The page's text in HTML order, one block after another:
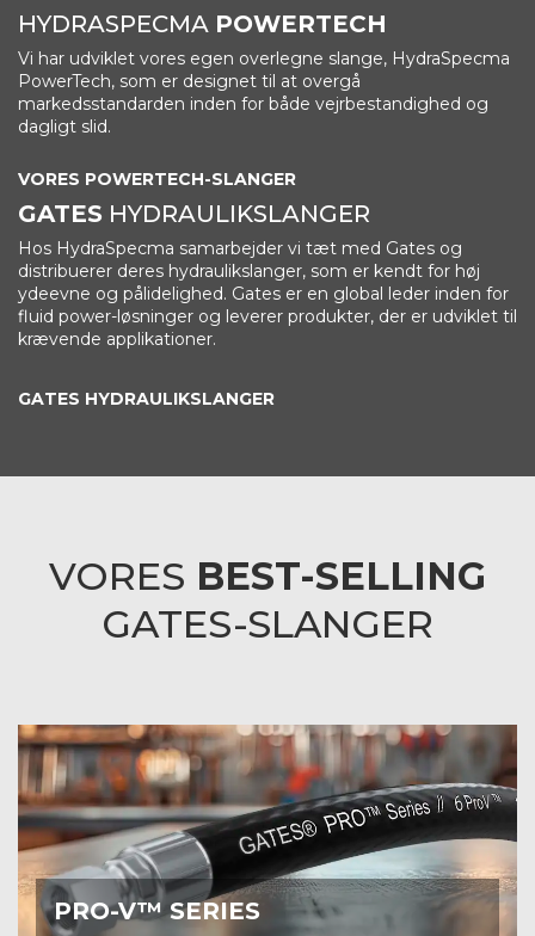
HYDRASPECMA POWERTECH
Vi har udviklet vores egen overlegne slange, HydraSpecma
PowerTech, som er designet til at overgå
markedsstandarden inden for både vejrbestandighed og
dagligt slid.
VORES POWERTECH-SLANGER
GATES HYDRAULIKSLANGER
Hos HydraSpecma samarbejder vi tæt med Gates og
distribuerer deres hydraulikslanger, som er kendt for høj
ydeevne og pålidelighed. Gates er en global leder inden for
fluid power-løsninger og leverer produkter, der er udviklet til
krævende applikationer.
GATES HYDRAULIKSLANGER
VORES BEST-SELLING
GATES-SLANGER
PRO-V™ SERIES
Gates ProVhydraulikslanger med variabelt tryk er
ideelle til mindre krævende hydrauliske
applikationer med mellemtryk og moderate/lave
krav til fleksibilitet.